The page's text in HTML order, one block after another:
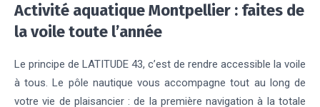
Activité aquatique Montpellier : faites de
la voile toute l’année
Le principe de LATITUDE 43, c’est de rendre accessible la voile
à tous. Le pôle nautique vous accompagne tout au long de
votre vie de plaisancier : de la première navigation à la totale